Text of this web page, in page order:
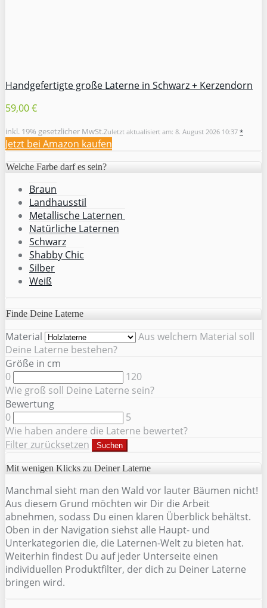
Handgefertigte große Laterne in Schwarz + Kerzendorn
59,00 €
inkl. 19% gesetzlicher MwSt.Zuletzt aktualisiert am: 8. August 2026 10:37 *
Jetzt bei Amazon kaufen
Welche Farbe darf es sein?
Braun
Landhausstil
Metallische Laternen
Natürliche Laternen
Schwarz
Shabby Chic
Silber
Weiß
Finde Deine Laterne
Material
Aus welchem Material soll
Deine Laterne bestehen?
Größe in cm
0
120
Wie groß soll Deine Laterne sein?
Bewertung
0
5
Wie haben andere die Laterne bewertet?
Filter zurücksetzen
Suchen
Mit wenigen Klicks zu Deiner Laterne
Manchmal sieht man den Wald vor lauter Bäumen nicht!
Aus diesem Grund möchten wir Dir die Arbeit
abnehmen, sodass Du einen klaren Überblick behältst.
Oben in der Navigation siehst alle Haupt- und
Unterkategorien die, die Laternen-Welt zu bieten hat.
Weiterhin findest Du auf jeder Unterseite einen
individuellen Produktfilter, der dich zu Deiner Laterne
bringen wird.